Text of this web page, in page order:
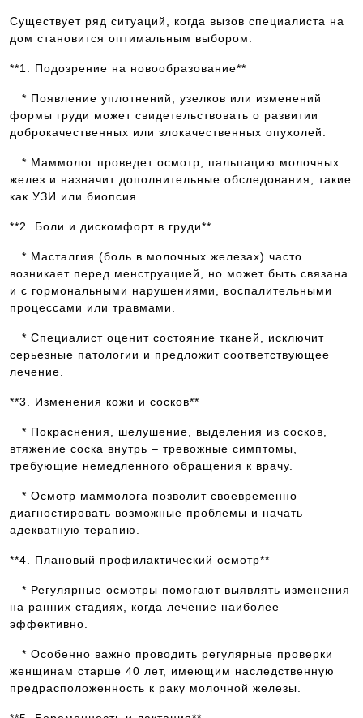
Существует ряд ситуаций, когда вызов специалиста на
дом становится оптимальным выбором:
**1. Подозрение на новообразование**
* Появление уплотнений, узелков или изменений
формы груди может свидетельствовать о развитии
доброкачественных или злокачественных опухолей.
* Маммолог проведет осмотр, пальпацию молочных
желез и назначит дополнительные обследования, такие
как УЗИ или биопсия.
**2. Боли и дискомфорт в груди**
* Масталгия (боль в молочных железах) часто
возникает перед менструацией, но может быть связана
и с гормональными нарушениями, воспалительными
процессами или травмами.
* Специалист оценит состояние тканей, исключит
серьезные патологии и предложит соответствующее
лечение.
**3. Изменения кожи и сосков**
* Покраснения, шелушение, выделения из сосков,
втяжение соска внутрь – тревожные симптомы,
требующие немедленного обращения к врачу.
* Осмотр маммолога позволит своевременно
диагностировать возможные проблемы и начать
адекватную терапию.
**4. Плановый профилактический осмотр**
* Регулярные осмотры помогают выявлять изменения
на ранних стадиях, когда лечение наиболее
эффективно.
* Особенно важно проводить регулярные проверки
женщинам старше 40 лет, имеющим наследственную
предрасположенность к раку молочной железы.